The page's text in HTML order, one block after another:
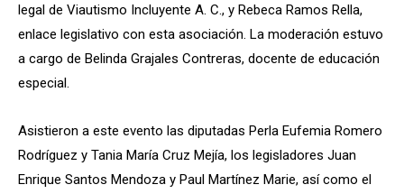
legal de Viautismo Incluyente A. C., y Rebeca Ramos Rella,
enlace legislativo con esta asociación. La moderación estuvo
a cargo de Belinda Grajales Contreras, docente de educación
especial.
Asistieron a este evento las diputadas Perla Eufemia Romero
Rodríguez y Tania María Cruz Mejía, los legisladores Juan
Enrique Santos Mendoza y Paul Martínez Marie, así como el